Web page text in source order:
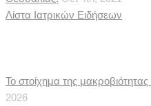
Λίστα Ιατρικών Ειδήσεων
Το στοίχημα της
2026